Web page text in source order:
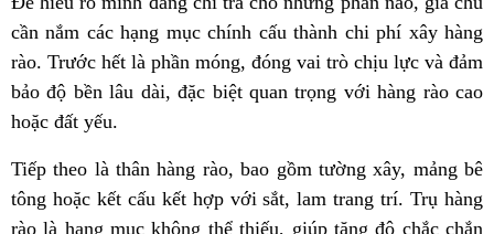
cần nắm các hạng mục chính cấu thành chi phí xây hàng
rào. Trước hết là phần móng, đóng vai trò chịu lực và đảm
bảo độ bền lâu dài, đặc biệt quan trọng với hàng rào cao
hoặc đất yếu.
Tiếp theo là thân hàng rào, bao gồm tường xây, mảng bê
tông hoặc kết cấu kết hợp với sắt, lam trang trí. Trụ hàng
rào là hạng mục không thể thiếu, giúp tăng độ chắc chắn